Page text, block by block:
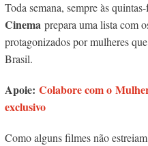
Toda semana, sempre às
Cinemaprepara uma lista com
protagonizados por mulheres
Brasil.
Apoie: Colabore com o
exclusivo
Como alguns filmes não